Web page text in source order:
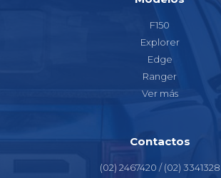
F150
Explorer
Edge
Ranger
Ver más
Contactos
(02) 2467420 / (02) 3341328